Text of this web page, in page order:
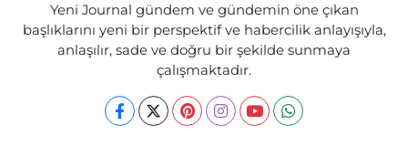
Yeni Journal gündem ve gündemin öne çıkan
başlıklarını yeni bir perspektif ve habercilik anlayışıyla,
anlaşılır, sade ve doğru bir şekilde sunmaya
çalışmaktadır.